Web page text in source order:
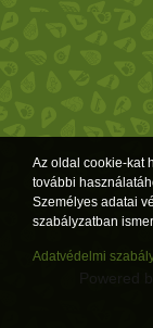
Az oldal cookie-kat
további
Személyes adatai
szabályzatban
Adatvédelmi